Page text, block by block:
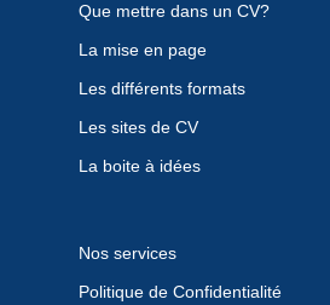
Que mettre dans un CV?
La mise en page
Les différents formats
Les sites de CV
La boite à idées
Nos services
Politique de Confidentialité